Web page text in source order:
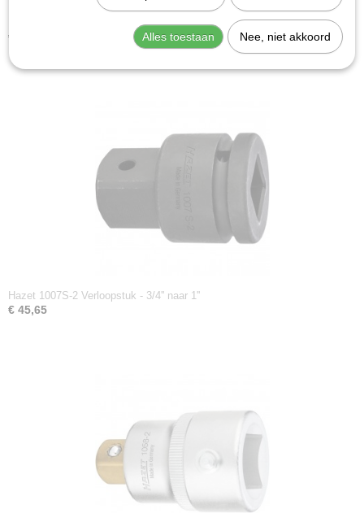
Hazet 1007S-1 Verloopstuk - 3/4'' naar 1/2''
€ 31,40
Hazet 1007S-2 Verloopstuk - 3/4'' naar 1''
€ 45,65
Alles toestaan Nee, niet akkoord